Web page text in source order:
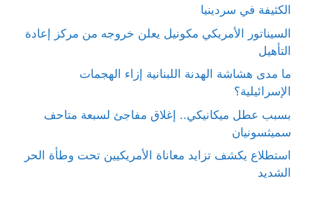
الكثيفة في سردينيا
السيناتور الأمريكي مكونيل يعلن خروجه من مركز إعادة
التأهيل
ما مدى هشاشة الهدنة اللبنانية إزاء الهجمات
الإسرائيلية؟
بسبب عطل ميكانيكي.. إغلاق مفاجئ لسبعة متاحف
سميثسونيان
استطلاع يكشف تزايد معاناة الأمريكيين تحت وطأة الحر
الشديد